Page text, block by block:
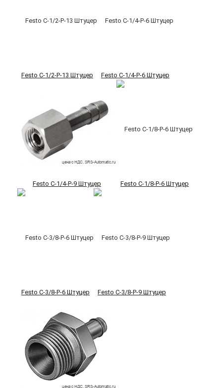
Festo C-1/2-P-13 Штуцер Festo C-1/4-P-6 Штуцер
Festo C-1/4-P-9 Штуцер Festo C-1/8-P-6 Штуцер
Festo C-3/8-P-6 Штуцер Festo C-3/8-P-9 Штуцер